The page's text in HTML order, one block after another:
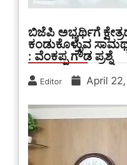
ಬಿಜೆಪಿ ಅಭ್ಯರ್ಥಿಗೆ
ಕಂಡುಕೊಳ್ಳುವ
: ವೆಂಕಪ್ಪ ಗೌಡ ಪ್ರಶ್ನೆ
Editor April